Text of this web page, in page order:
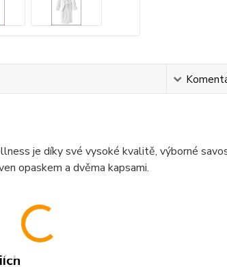
je díky své vysoké kvalitě, výborné
opaskem a dvěma kapsami.